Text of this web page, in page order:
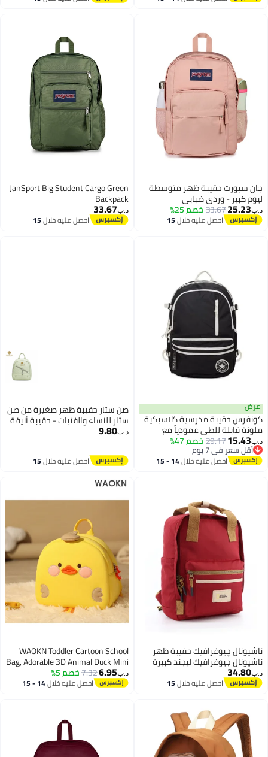
8
جان سبورت حقيبة ظهر متوسطة
ليوم كبير - وردي ضبابي
د.ب‏25.23
33.67خصم 25%
احصل عليه خلال15
اغسطس
JanSport Big Student Cargo Green
Backpack
د.ب‏33.67
احصل عليه خلال15
اغسطس
عرض
كونفرس حقيبة مدرسية كلاسيكية
ملونة قابلة للطي عمودياً مع
وسادة هوائية، مناسبة للعودة إلى
المدرسة
د.ب‏15.43
29.17خصم 47%
أقل سعر في 7 يوم
أقل سعر في 7 يوماحصل عليه خلال 14 - 15
صن ستار حقيبة ظهر صغيرة من صن
ستار للنساء والفتيات - حقيبة أنيقة
وعصرية صغيرة الحجم مزودة بجيب
د.ب‏9.80
احصل عليه خلال15
ناشيونال چيوغرافيك حقيبة ظهر
ناشيونال جيوغرافيك ليجند كبيرة
حمراء للرجال والنساء
د.ب‏34.80
احصل عليه خلال15
WAOKN Toddler Cartoon School
Bag, Adorable 3D Animal Duck Mini
Backpack with Adjustable Padded
Shoulder Straps, Lightweight
Ergonomic Preschool Bookbag, 1-6
Years Daypack Mini Travel Bag,
Perfect for School, Weekend Get-
away, Biking, Camping, Yellow
د.ب‏6.95
7.32خصم 5%
احصل عليه خلال 14 - 15